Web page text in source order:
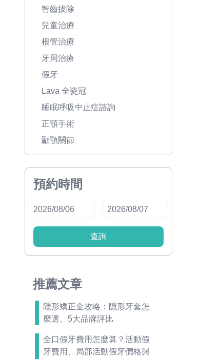
智齒拔除
兒童治療
根管治療
牙周治療
假牙
Lava 全瓷冠
睡眠呼吸中止症諮詢
正顎手術
顳顎關節
預約時間
查詢
推薦文章
隱形矯正全攻略：隱形牙套怎
麼選、5大品牌評比
全口假牙費用怎麼算？活動假
牙費用、局部活動假牙價格與